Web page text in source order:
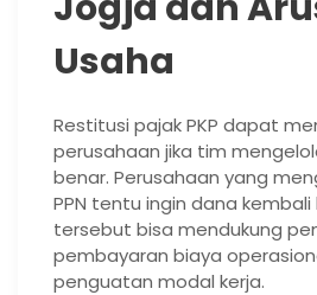
Usaha
Restitusi pajak PKP dapat
perusahaan jika tim
benar. Perusahaan yang
PPN tentu ingin dana
tersebut bisa mendukung
pembayaran biaya
penguatan modal kerja.